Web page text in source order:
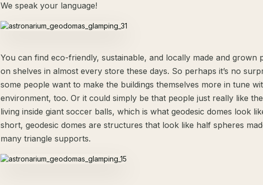
We speak your language!
You can find eco-friendly, sustainable, and locally made and grown
on shelves in almost every store these days. So perhaps it’s no
some people want to make the buildings themselves more in tune
environment, too. Or it could simply be that people just really like
living inside giant soccer balls, which is what geodesic domes look
short, geodesic domes are structures that look like half spheres
many triangle supports.